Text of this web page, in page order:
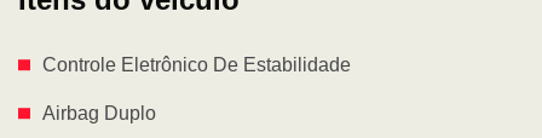
Controle Eletrônico De Estabilidade
Airbag Duplo